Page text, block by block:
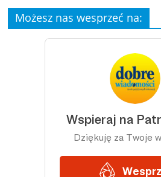
Możesz nas wesprzeć na: